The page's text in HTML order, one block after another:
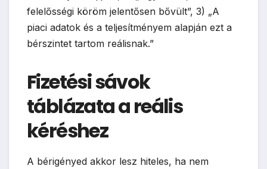
felelősségi köröm jelentősen bővült”, 3) „A
piaci adatok és a teljesítményem alapján ezt a
bérszintet tartom reálisnak.”
Fizetési sávok
táblázata a reális
kéréshez
A bérigényed akkor lesz hiteles, ha nem